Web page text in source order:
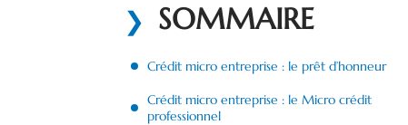
SOMMAIRE
Crédit micro entreprise : le prêt d’honneur
Crédit micro entreprise : le Micro crédit
professionnel